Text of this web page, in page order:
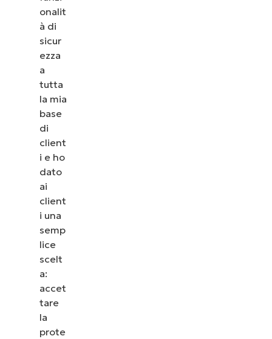
onalit
à di
sicur
ezza
a
tutta
la mia
base
di
client
i e ho
dato
ai
client
i una
semp
lice
scelt
a:
accet
tare
la
prote